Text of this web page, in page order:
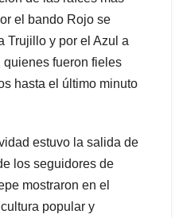
el bando Rojo se
Trujillo y por el Azul a
fueron fieles
hasta el último minuto
estuvo la salida de
los seguidores de
mostraron en el
popular y